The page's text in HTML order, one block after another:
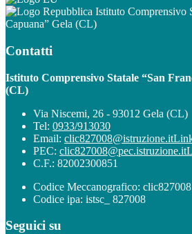
Istituto Comprensivo
Capuana” Gela (CL)
Contatti
Istituto Comprensivo Statale “San
(CL)
Via Niscemi, 26 - 93012 Gela (CL)
Tel: 0933/913030
Email: clic827008@istruzione.it
PEC: clic827008@pec.istruzione.it
C.F.: 82002300851
Codice Meccanografico: clic827008
Codice ipa: istsc_ 827008
Seguici su